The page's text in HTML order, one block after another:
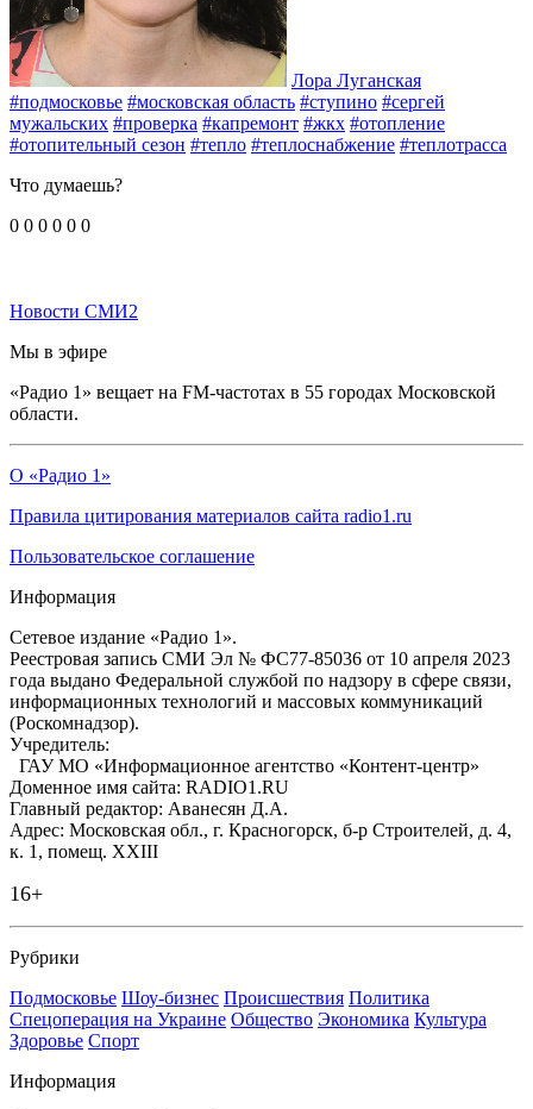
Лора Луганская
#подмосковье #московская область #ступино #сергей
мужальских #проверка #капремонт #жкх #отопление
#отопительный сезон #тепло #теплоснабжение #теплотрасса
Что думаешь?
0 0 0 0 0 0
Новости СМИ2
Мы в эфире
«Радио 1» вещает на FM-частотах в 55 городах Московской
области.
О «Радио 1»
Правила цитирования материалов сайта radio1.ru
Пользовательское соглашение
Информация
Сетевое издание «Радио 1».
Реестровая запись СМИ Эл № ФС77-85036 от 10 апреля 2023
года выдано Федеральной службой по надзору в сфере связи,
информационных технологий и массовых коммуникаций
(Роскомнадзор).
Учредитель:
ГАУ МО «Информационное агентство «Контент-центр»
Доменное имя сайта: RADIO1.RU
Главный редактор: Аванесян Д.А.
Адрес: Московская обл., г. Красногорск, б-р Строителей, д. 4,
к. 1, помещ. XXIII
16+
Рубрики
Подмосковье Шоу-бизнес Происшествия Политика
Спецоперация на Украине Общество Экономика Культура
Здоровье Спорт
Информация